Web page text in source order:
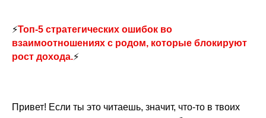
⚡Топ-5 стратегических ошибок во
взаимоотношениях с родом, которые блокируют
рост дохода.⚡
Привет! Если ты это читаешь, значит, что-то в твоих